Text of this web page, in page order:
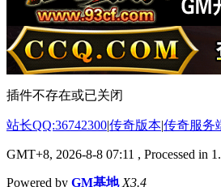
插件不存在或已关闭
站长QQ:36742300|传奇版本|传奇服务
GMT+8, 2026-8-8 07:11 , Processed in
Powered by GM基地 X3.4